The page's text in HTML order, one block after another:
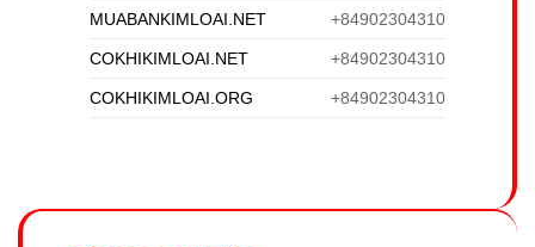
MUABANKIMLOAI.NET +84902304310
COKHIKIMLOAI.NET +84902304310
COKHIKIMLOAI.ORG +84902304310